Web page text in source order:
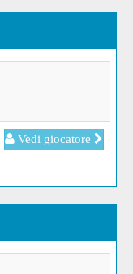
Vedi giocatore